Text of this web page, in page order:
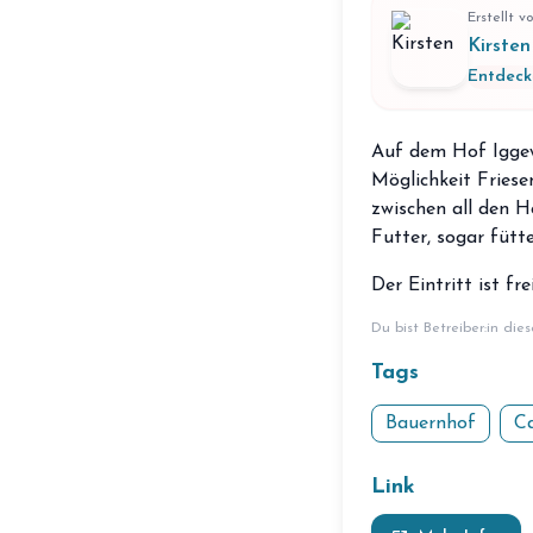
Erstellt
Auf dem Hof
Möglichkeit
zwischen all den
Futter, sogar
Der Eintritt ist
Du bist Betreiber:in
Tags
Bauernhof
Link